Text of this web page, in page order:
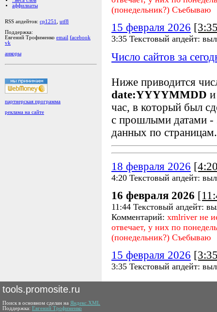
аффилиаты
RSS апдейтов: cp1251
utf8
Поддержка:
Евгений Трофименко email facebook
vk
анкоры
партнерская программа
реклама на сайте
(понедельник?) Съебываю
15 февраля 2026
3:35 Текстовый апдейт:
Число сайтов за
Ниже приводится
date:YYYYMMDD
час, в который был
с прошлыми датами -
данных по страницам.
18 февраля 2026
4:20 Текстовый апдейт:
16 февраля 2026
11:44 Текстовый апдейт:
Комментарий: xmlriver не
отвечает, у них по
(понедельник?) Съебываю
15 февраля 2026
3:35 Текстовый апдейт:
tools.promosite.ru
Поиск в основном сделан на Яндекс.XML
Поддержка: Евгений Трофименко